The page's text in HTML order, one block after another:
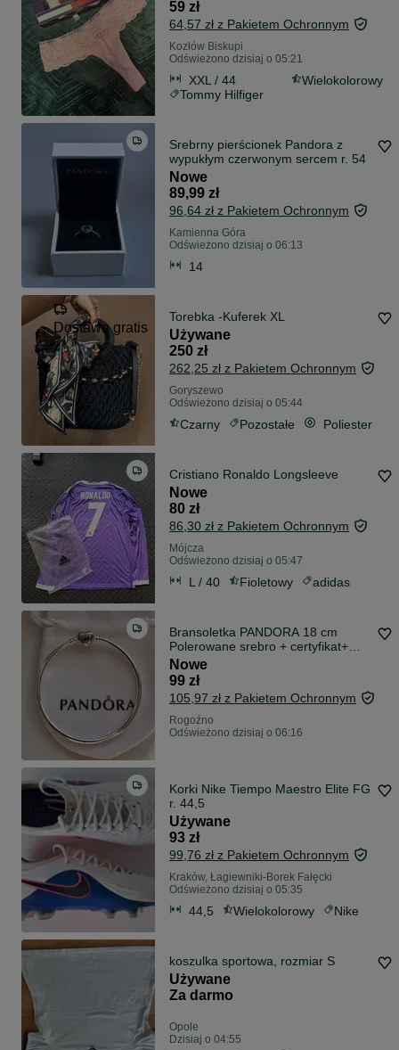
59 zł
64,57 zł z Pakietem Ochronnym
Kozłów Biskupi
Odświeżono dzisiaj o 05:21
XXL / 44
Wielokolorowy
Tommy Hilfiger
Srebrny pierścionek Pandora z
wypukłym czerwonym sercem r. 54
Nowe
89,99 zł
96,64 zł z Pakietem Ochronnym
Kamienna Góra
Odświeżono dzisiaj o 06:13
14
Dostawa gratis
Torebka -Kuferek XL
Używane
250 zł
262,25 zł z Pakietem Ochronnym
Goryszewo
Odświeżono dzisiaj o 05:44
Czarny Pozostałe Poliester
Cristiano Ronaldo Longsleeve
Nowe
80 zł
86,30 zł z Pakietem Ochronnym
Mójcza
Odświeżono dzisiaj o 05:47
L / 40 Fioletowy adidas
Bransoletka PANDORA 18 cm
Polerowane srebro + certyfikat+
pudełko Model bangle
Nowe
99 zł
105,97 zł z Pakietem Ochronnym
Rogoźno
Odświeżono dzisiaj o 06:16
Korki Nike Tiempo Maestro Elite FG
r. 44,5
Używane
93 zł
99,76 zł z Pakietem Ochronnym
Kraków, Łagiewniki-Borek Fałęcki
Odświeżono dzisiaj o 05:35
44,5 Wielokolorowy Nike
koszulka sportowa, rozmiar S
Używane
Za darmo
Opole
Dzisiaj o 04:55